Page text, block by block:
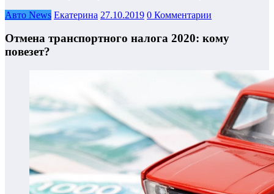
Авто News Екатерина 27.10.2019 0 Комментарии
Отмена транспортного налога 2020: кому
повезет?